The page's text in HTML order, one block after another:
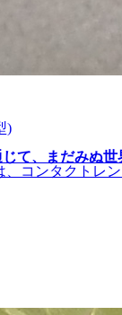
)
て、まだみぬ世
、コンタクトレ